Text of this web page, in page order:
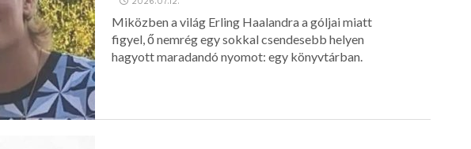
Miközben a világ Erling Haalandra a góljai miatt
figyel, ő nemrég egy sokkal csendesebb helyen
hagyott maradandó nyomot: egy könyvtárban.